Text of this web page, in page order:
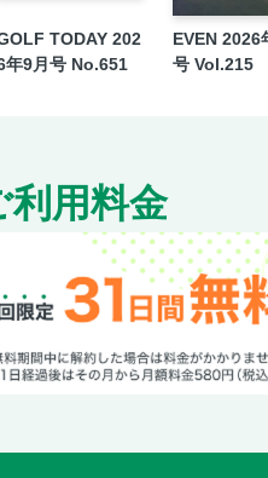
WINDY「IMSA＋SUKWANCHAI
社団法人全日本空道連盟「2025
NJKF拳之会「NJKF拳之会主催
全日本新空手道連盟「新空手ジュ
チュア in 東京」
IDEAL FIGHT 事務局「IDEAL
JAKF AUTHORIZATION「第262
ユウリ・ルーククロンタン ラジ
TODAY 202
年9月号 No.651
EVEN 2026
号 Vol.215
利用料金